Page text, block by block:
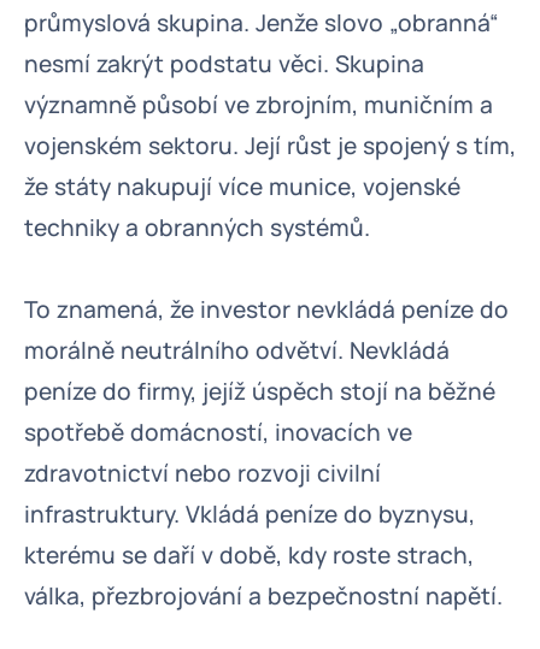
průmyslová skupina. Jenže slovo „obranná“
nesmí zakrýt podstatu věci. Skupina
významně působí ve zbrojním, muničním a
vojenském sektoru. Její růst je spojený s tím,
že státy nakupují více munice, vojenské
techniky a obranných systémů.
To znamená, že investor nevkládá peníze do
morálně neutrálního odvětví. Nevkládá
peníze do firmy, jejíž úspěch stojí na běžné
spotřebě domácností, inovacích ve
zdravotnictví nebo rozvoji civilní
infrastruktury. Vkládá peníze do byznysu,
kterému se daří v době, kdy roste strach,
válka, přezbrojování a bezpečnostní napětí.